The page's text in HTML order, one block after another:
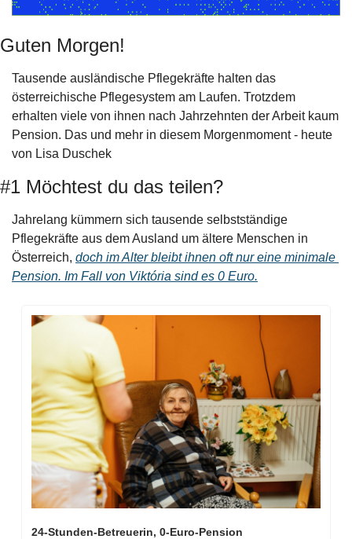
Guten Morgen!
Tausende ausländische Pflegekräfte halten das
österreichische Pflegesystem am Laufen. Trotzdem
erhalten viele von ihnen nach Jahrzehnten der Arbeit kaum
Pension. Das und mehr in diesem Morgenmoment - heute
von Lisa Duschek
#1 Möchtest du das teilen?
Jahrelang kümmern sich tausende selbstständige
Pflegekräfte aus dem Ausland um ältere Menschen in
Österreich, doch im Alter bleibt ihnen oft nur eine minimale
Pension. Im Fall von Viktória sind es 0 Euro.
24-Stunden-Betreuerin, 0-Euro-Pension